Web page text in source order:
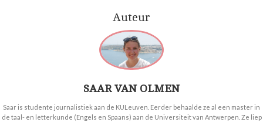
Auteur
SAAR VAN OLMEN
Saar is studente journalistiek aan de KULeuven. Eerder behaalde ze al een master in
de taal- en letterkunde (Engels en Spaans) aan de Universiteit van Antwerpen. Ze liep